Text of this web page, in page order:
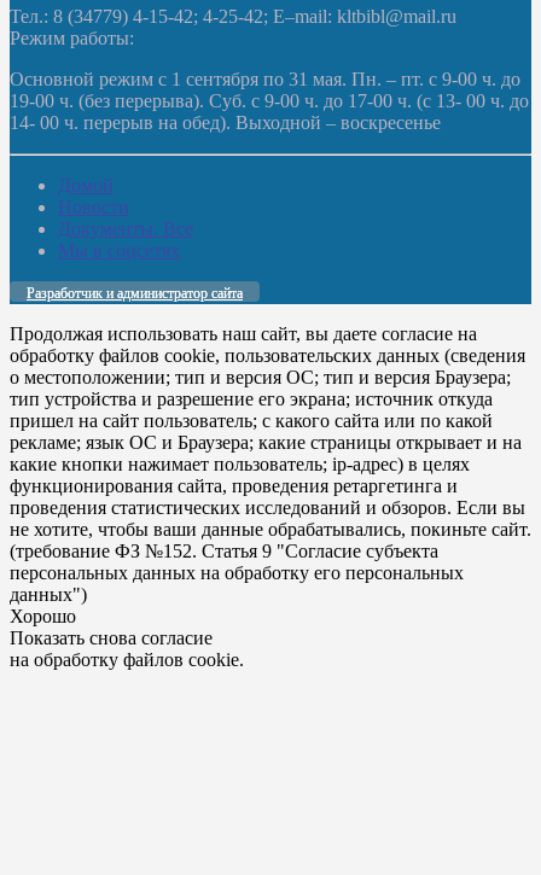
Тел.: 8 (34779) 4-15-42; 4-25-42; E–mail: kltbibl@mail.ru
Режим работы:
Основной режим с 1 сентября по 31 мая. Пн. – пт. с 9-00 ч. до
19-00 ч. (без перерыва). Суб. с 9-00 ч. до 17-00 ч. (с 13- 00 ч. до
14- 00 ч. перерыв на обед). Выходной – воскресенье
Домой
Новости
Документы. Все
Мы в соцсетях
Разработчик и администратор сайта
Продолжая использовать наш сайт, вы даете согласие на
обработку файлов cookie, пользовательских данных (сведения
о местоположении; тип и версия ОС; тип и версия Браузера;
тип устройства и разрешение его экрана; источник откуда
пришел на сайт пользователь; с какого сайта или по какой
рекламе; язык ОС и Браузера; какие страницы открывает и на
какие кнопки нажимает пользователь; ip-адрес) в целях
функционирования сайта, проведения ретаргетинга и
проведения статистических исследований и обзоров. Если вы
не хотите, чтобы ваши данные обрабатывались, покиньте сайт.
(требование ФЗ №152. Статья 9 "Согласие субъекта
персональных данных на обработку его персональных
данных")
Хорошо
Показать снова согласие
на обработку файлов cookie.